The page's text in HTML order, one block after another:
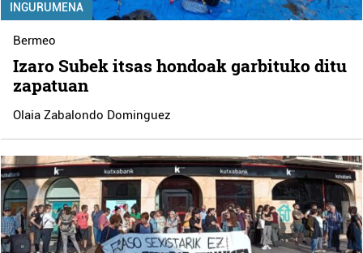
INGURUMENA
Bermeo
Izaro Subek itsas hondoak garbituko ditu
zapatuan
Olaia Zabalondo Dominguez